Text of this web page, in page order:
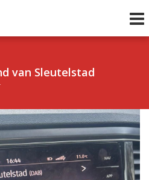
van Sleutelstad
1 van 0 Volgend uur